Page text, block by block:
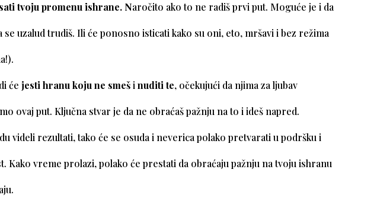
tvoju promenu ishrane. Naročito ako to ne radiš prvi put. Moguće je i da
se uzalud trudiš. Ili će ponosno isticati kako su oni, eto, mršavi i bez režima
ćejesti hranu koju ne smešinuditi te, očekujući da njima za ljubav
ovaj put. Ključna stvar je da ne obraćaš pažnju na to i ideš napred.
videli rezultati, tako će se osuda i neverica polako pretvarati u podršku i
Kako vreme prolazi, polako će prestati da obraćaju pažnju na tvoju ishranu